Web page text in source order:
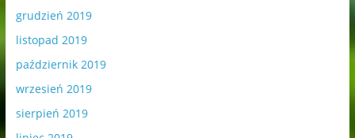
grudzień 2019
listopad 2019
październik 2019
wrzesień 2019
sierpień 2019